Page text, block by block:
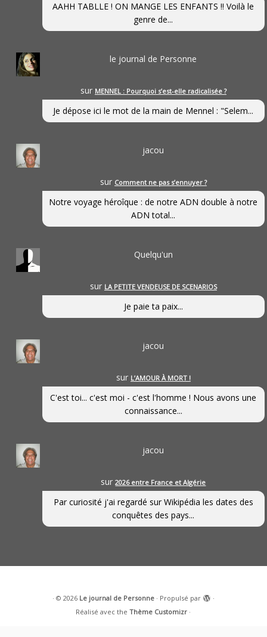
AAHH TABLLE ! ON MANGE LES ENFANTS !! Voilà le
genre de...
le journal de Personne
sur MENNEL : Pourquoi s’est-elle radicalisée ?
Je dépose ici le mot de la main de Mennel : "Selem...
jacou
sur Comment ne pas s’ennuyer ?
Notre voyage héroîque : de notre ADN double à notre
ADN total...
Quelqu'un
sur LA PETITE VENDEUSE DE SCENARIOS
Je paie ta paix...
jacou
sur L’AMOUR À MORT !
C'est toi... c'est moi - c'est l'homme ! Nous avons une
connaissance...
jacou
sur2026 entre France et Algérie
Par curiosité j'ai regardé sur Wikipédia les dates des
conquêtes des pays...
· © 2026 Le journal de Personne· Propulsé par
·
Réalisé avec theThème Customizr ·